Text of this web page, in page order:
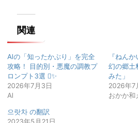
関連
AIの「知ったかぶり」を完全
攻略！ 目的別・悪魔の調教プ
ロンプト3選 ✨
2026年7月3日
AI
『ねん
幻の郷土
みた」
2026年7
おかか和
으랏차 の翻訳
2023年5月21日